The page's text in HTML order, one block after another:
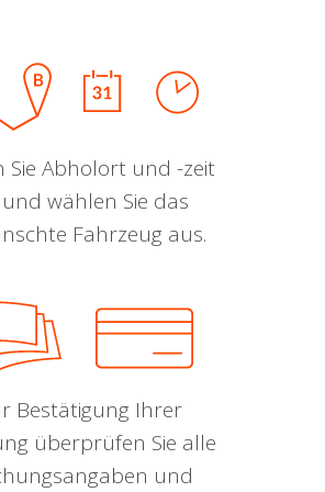
Sie Abholort und -zeit
wählen Sie das
Fahrzeug aus.
Bestätigung Ihrer
überprüfen Sie alle
und